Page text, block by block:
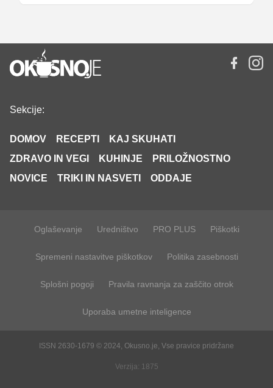
Sekcije:
DOMOV RECEPTI
KAJ SKUHATI
ZDRAVO IN VEGI
KUHINJE
PRILOŽNOSTNO
NOVICE
TRIKI IN NASVETI ODDAJE
Oglaševanje Uredništvo PRO PLUS Piškotki
Spremeni nastavitve piškotkov Politika zasebnosti
Splošni pogoji Pravila ravnanja za zaščito otrok
Uporaba umetne inteligence
ISSN 2630-1679 © 2024, Okusno.je, Vse pravice pridržane
Verzija: 1875